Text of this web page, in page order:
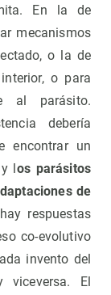
En la de
mecanismos
o la de
o para
al parásito.
debería
encontrar un
los parásitos
de
respuestas
co-evolutivo
invento del
viceversa. El